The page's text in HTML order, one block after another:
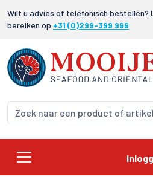
Wilt u advies of telefonisch bestellen?
bereiken op +31 (0)299-399 999